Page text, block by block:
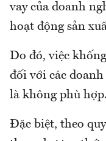
vay của doanh
hoạt động sản
Do đó, việc
đối với các
là không phù hợp.
Đặc biệt, theo